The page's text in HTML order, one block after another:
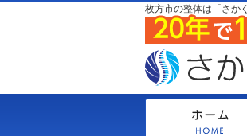
枚方市の整体は「さか